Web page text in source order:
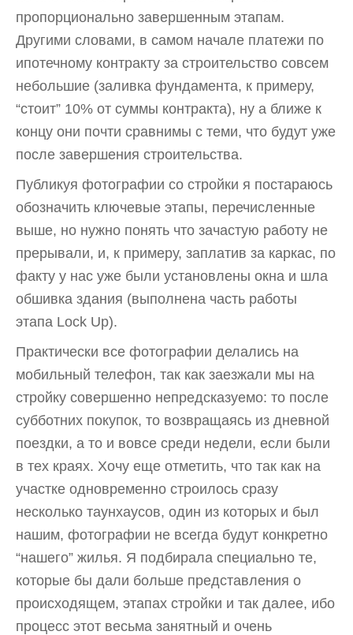
пропорционально завершенным этапам.
Другими словами, в самом начале платежи по
ипотечному контракту за строительство совсем
небольшие (заливка фундамента, к примеру,
“стоит” 10% от суммы контракта), ну а ближе к
концу они почти сравнимы с теми, что будут уже
после завершения строительства.
Публикуя фотографии со стройки я постараюсь
обозначить ключевые этапы, перечисленные
выше, но нужно понять что зачастую работу не
прерывали, и, к примеру, заплатив за каркас, по
факту у нас уже были установлены окна и шла
обшивка здания (выполнена часть работы
этапа Lock Up).
Практически все фотографии делались на
мобильный телефон, так как заезжали мы на
стройку совершенно непредсказуемо: то после
субботних покупок, то возвращаясь из дневной
поездки, а то и вовсе среди недели, если были
в тех краях. Хочу еще отметить, что так как на
участке одновременно строилось сразу
несколько таунхаусов, один из которых и был
нашим, фотографии не всегда будут конкретно
“нашего” жилья. Я подбирала специально те,
которые бы дали больше представления о
происходящем, этапах стройки и так далее, ибо
процесс этот весьма занятный и очень